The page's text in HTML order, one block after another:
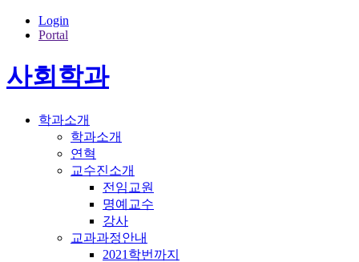
Login
Portal
사회학과
학과소개
학과소개
연혁
교수진소개
전임교원
명예교수
강사
교과과정안내
2021학번까지